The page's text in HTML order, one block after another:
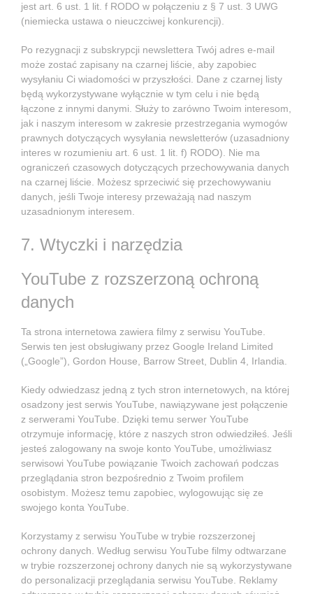
jest art. 6 ust. 1 lit. f RODO w połączeniu z § 7 ust. 3 UWG
(niemiecka ustawa o nieuczciwej konkurencji).
Po rezygnacji z subskrypcji newslettera Twój adres e-mail
może zostać zapisany na czarnej liście, aby zapobiec
wysyłaniu Ci wiadomości w przyszłości. Dane z czarnej listy
będą wykorzystywane wyłącznie w tym celu i nie będą
łączone z innymi danymi. Służy to zarówno Twoim interesom,
jak i naszym interesom w zakresie przestrzegania wymogów
prawnych dotyczących wysyłania newsletterów (uzasadniony
interes w rozumieniu art. 6 ust. 1 lit. f) RODO). Nie ma
ograniczeń czasowych dotyczących przechowywania danych
na czarnej liście. Możesz sprzeciwić się przechowywaniu
danych, jeśli Twoje interesy przeważają nad naszym
uzasadnionym interesem.
7. Wtyczki i narzędzia
YouTube z rozszerzoną ochroną
danych
Ta strona internetowa zawiera filmy z serwisu YouTube.
Serwis ten jest obsługiwany przez Google Ireland Limited
(„Google”), Gordon House, Barrow Street, Dublin 4, Irlandia.
Kiedy odwiedzasz jedną z tych stron internetowych, na której
osadzony jest serwis YouTube, nawiązywane jest połączenie
z serwerami YouTube. Dzięki temu serwer YouTube
otrzymuje informację, które z naszych stron odwiedziłeś. Jeśli
jesteś zalogowany na swoje konto YouTube, umożliwiasz
serwisowi YouTube powiązanie Twoich zachowań podczas
przeglądania stron bezpośrednio z Twoim profilem
osobistym. Możesz temu zapobiec, wylogowując się ze
swojego konta YouTube.
Korzystamy z serwisu YouTube w trybie rozszerzonej
ochrony danych. Według serwisu YouTube filmy odtwarzane
w trybie rozszerzonej ochrony danych nie są wykorzystywane
do personalizacji przeglądania serwisu YouTube. Reklamy